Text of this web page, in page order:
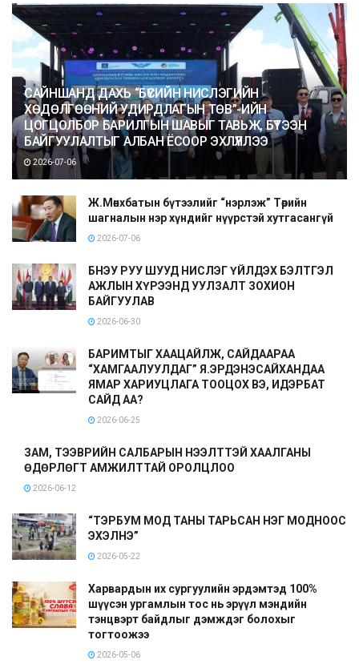
САЙНШАНД ДАХЬ “БҮСИЙН НИСЛЭГИЙН
ХӨДӨЛГӨӨНИЙ УДИРДЛАГЫН ТӨВ”-ИЙН
ЦОГЦОЛБОР БАРИЛГЫН ШАВЫГ ТАВЬЖ, БҮТЭЭН
БАЙГУУЛАЛТЫГ АЛБАН ЁСООР ЭХЛҮҮЛЛЭЭ
2026-07-06
Ж.Мөнхбатын бүтээлийг “нэрлэж” Төрийн
шагналын нэр хүндийг нүүрстэй хутгасангүй
2026-07-06
БНЭУ РУУ ШУУД НИСЛЭГ ҮЙЛДЭХ БЭЛТГЭЛ
АЖЛЫН ХҮРЭЭНД УУЛЗАЛТ ЗОХИОН
БАЙГУУЛАВ
2026-06-30
БАРИМТЫГ ХААЦАЙЛЖ, САЙДААРАА
“ХАМГААЛУУЛДАГ” Я.ЭРДЭНЭСАЙХАНДАА
ЯМАР ХАРИУЦЛАГА ТООЦОХ ВЭ, ИДЭРБАТ
САЙД АА?
2026-06-25
ЗАМ, ТЭЭВРИЙН САЛБАРЫН НЭЭЛТТЭЙ ХААЛГАНЫ
ӨДӨРЛӨГТ АМЖИЛТТАЙ ОРОЛЦЛОО
2026-06-12
“ТЭРБУМ МОД ТАНЫ ТАРЬСАН НЭГ МОДНООС
ЭХЭЛНЭ”
2026-05-22
Харвардын их сургуулийн эрдэмтэд 100%
шүүсэн ургамлын тос нь эрүүл мэндийн
тэнцвэрт байдлыг дэмждэг болохыг
тогтоожээ
2026-05-06